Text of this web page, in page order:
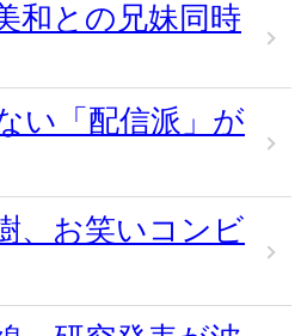
和との兄妹同時
い「配信派」が
、お笑いコンビ